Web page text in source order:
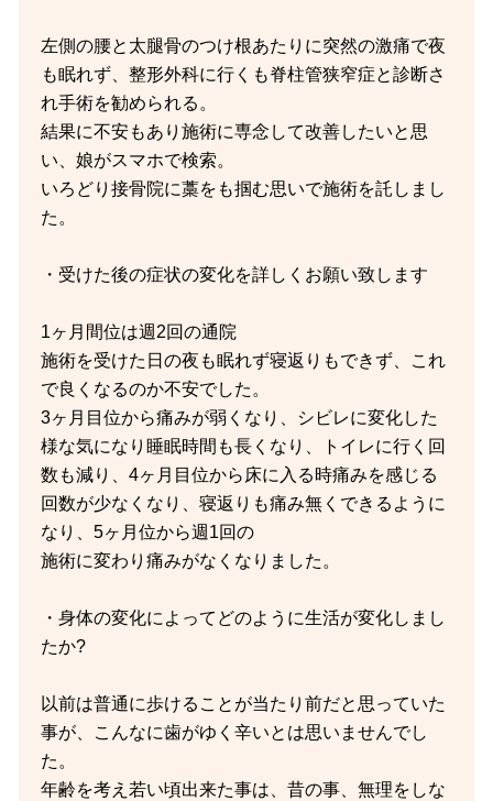
左側の腰と太腿骨のつけ根あたりに突然の激痛で夜
も眠れず、整形外科に行くも脊柱管狭窄症と診断さ
れ手術を勧められる。
結果に不安もあり施術に専念して改善したいと思
い、娘がスマホで検索。
いろどり接骨院に藁をも掴む思いで施術を託しまし
た。
・受けた後の症状の変化を詳しくお願い致します
1ヶ月間位は週2回の通院
施術を受けた日の夜も眠れず寝返りもできず、これ
で良くなるのか不安でした。
3ヶ月目位から痛みが弱くなり、シビレに変化した
様な気になり睡眠時間も長くなり、トイレに行く回
数も減り、4ヶ月目位から床に入る時痛みを感じる
回数が少なくなり、寝返りも痛み無くできるように
なり、5ヶ月位から週1回の
施術に変わり痛みがなくなりました。
・身体の変化によってどのように生活が変化しまし
たか?
以前は普通に歩けることが当たり前だと思っていた
事が、こんなに歯がゆく辛いとは思いませんでし
た。
年齢を考え若い頃出来た事は、昔の事、無理をしな